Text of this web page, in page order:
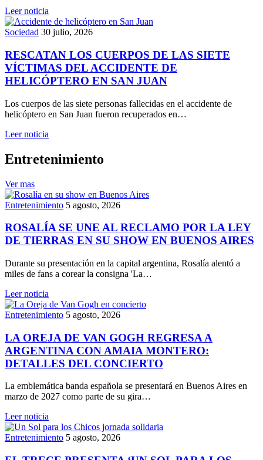
Leer noticia
Sociedad 30 julio, 2026
RESCATAN LOS CUERPOS DE LAS SIETE
VÍCTIMAS DEL ACCIDENTE DE
HELICÓPTERO EN SAN JUAN
Los cuerpos de las siete personas fallecidas en el accidente de
helicóptero en San Juan fueron recuperados en…
Leer noticia
Entretenimiento
Ver mas
Entretenimiento 5 agosto, 2026
ROSALÍA SE UNE AL RECLAMO POR LA LEY
DE TIERRAS EN SU SHOW EN BUENOS AIRES
Durante su presentación en la capital argentina, Rosalía alentó a
miles de fans a corear la consigna 'La…
Leer noticia
Entretenimiento 5 agosto, 2026
LA OREJA DE VAN GOGH REGRESA A
ARGENTINA CON AMAIA MONTERO:
DETALLES DEL CONCIERTO
La emblemática banda española se presentará en Buenos Aires en
marzo de 2027 como parte de su gira…
Leer noticia
Entretenimiento 5 agosto, 2026